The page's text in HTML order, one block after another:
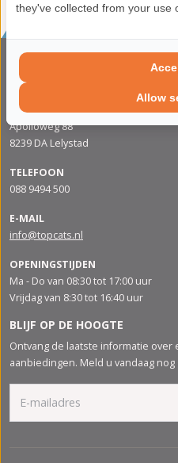
Sinds 2002 de
roetfilters
CONTACTGEGVENS
ADRES
Apolloweg 88
8239 DA Lelystad
TELEFOON
088 9494 500
E-MAIL
info@topcats.nl
OPENINGSTIJDEN
Ma - Do van 08:30 tot 17:00 uur
Vrijdag van 8:30 tot 16:40 uur
BLIJF OP DE HOOGTE
Ontvang de laatste informatie
aanbiedingen. Meld u vandaag
they've collected from your use
Allow